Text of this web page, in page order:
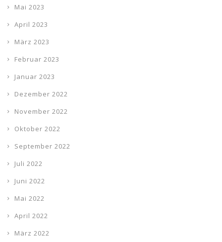
Mai 2023
April 2023
März 2023
Februar 2023
Januar 2023
Dezember 2022
November 2022
Oktober 2022
September 2022
Juli 2022
Juni 2022
Mai 2022
April 2022
März 2022